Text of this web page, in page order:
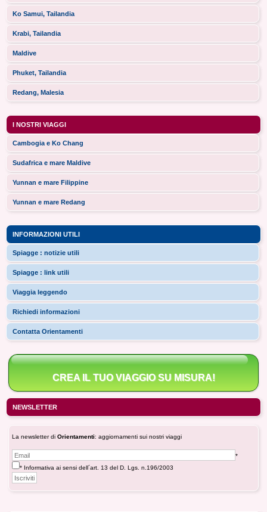
Ko Samui, Tailandia
Krabi, Tailandia
Maldive
Phuket, Tailandia
Redang, Malesia
I NOSTRI VIAGGI
Cambogia e Ko Chang
Sudafrica e mare Maldive
Yunnan e mare Filippine
Yunnan e mare Redang
INFORMAZIONI UTILI
Spiagge : notizie utili
Spiagge : link utili
Viaggia leggendo
Richiedi informazioni
Contatta Orientamenti
CREA IL TUO VIAGGIO SU MISURA!
NEWSLETTER
La newsletter di Orientamenti: aggiornamenti sui nostri viaggi
*
* Informativa ai sensi dell´art. 13 del D. Lgs. n.196/2003